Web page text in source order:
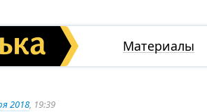
Материалы
2018, 19:39